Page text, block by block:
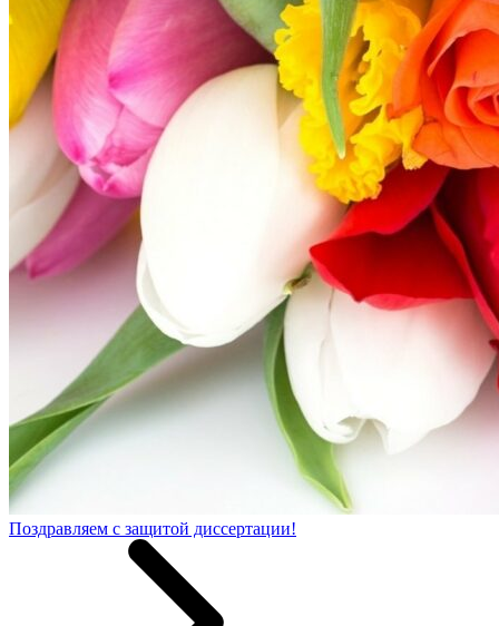
Поздравляем с защитой диссертации!